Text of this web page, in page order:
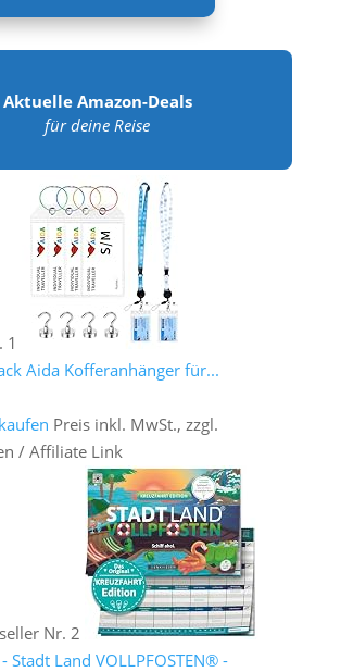
Aktuelle Amazon-Deals
für deine Reise
1
Aida Kofferanhänger für...
Preis inkl. MwSt., zzgl.
/ Affiliate Link
Nr. 2
- Stadt Land VOLLPFOSTEN® -